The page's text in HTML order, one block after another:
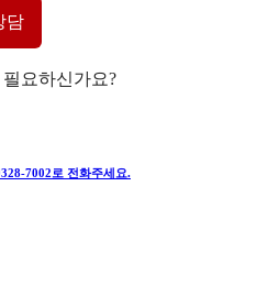
담
요하신가요?
7002 로 전화주세요.